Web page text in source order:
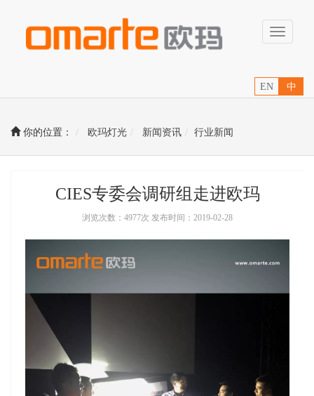
Toggle
EN 中
你的位置： 欧玛灯光 新闻资讯 行业新闻
CIES专委会调研组走进欧玛
浏览次数：4977次 发布时间：2019-02-28